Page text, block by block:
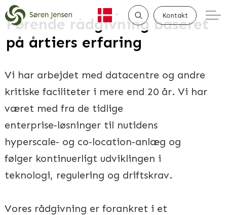
Kontakt
Førende rådgivning baseret
på årtiers erfaring
Vi har arbejdet med datacentre og andre
kritiske faciliteter i mere end 20 år. Vi har
været med fra de tidlige
enterprise‑løsninger til nutidens
hyperscale‑ og co‑location‑anlæg og
følger kontinuerligt udviklingen i
teknologi, regulering og driftskrav.
Vores rådgivning er forankret i et